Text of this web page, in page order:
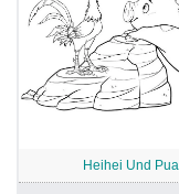
Heihei Und Pua